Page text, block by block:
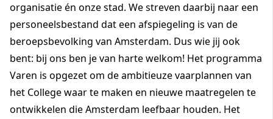
organisatie én onze stad. We streven daarbij naar een
personeelsbestand dat een afspiegeling is van de
beroepsbevolking van Amsterdam. Dus wie jij ook
bent: bij ons ben je van harte welkom! Het programma
Varen is opgezet om de ambitieuze vaarplannen van
het College waar te maken en nieuwe maatregelen te
ontwikkelen die Amsterdam leefbaar houden. Het